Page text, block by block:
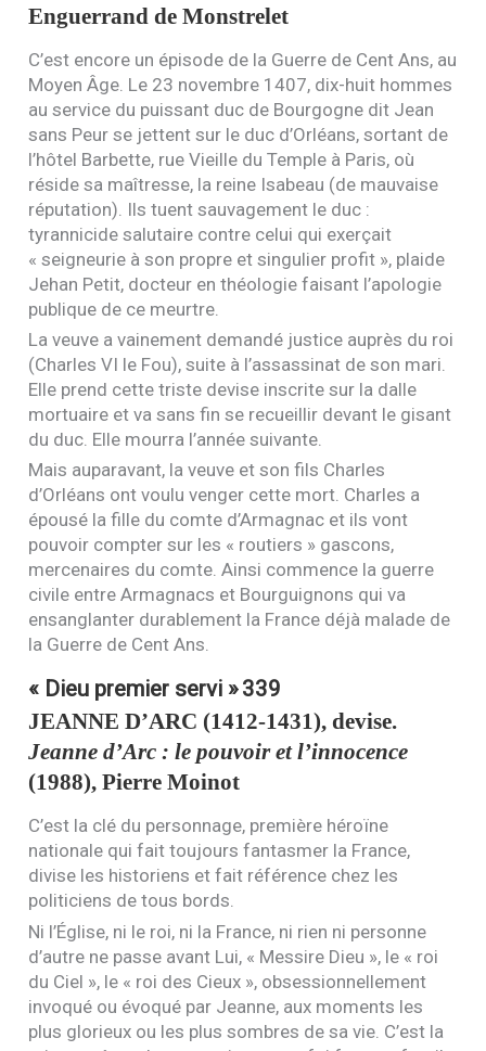
Enguerrand de Monstrelet
C’est encore un épisode de la Guerre de Cent Ans, au
Moyen Âge. Le 23 novembre 1407, dix-huit hommes
au service du puissant duc de Bourgogne dit Jean
sans Peur se jettent sur le duc d’Orléans, sortant de
l’hôtel Barbette, rue Vieille du Temple à Paris, où
réside sa maîtresse, la reine Isabeau (de mauvaise
réputation). Ils tuent sauvagement le duc :
tyrannicide salutaire contre celui qui exerçait
« seigneurie à son propre et singulier profit », plaide
Jehan Petit, docteur en théologie faisant l’apologie
publique de ce meurtre.
La veuve a vainement demandé justice auprès du roi
(CharlesVI le Fou), suite à l’assassinat de son mari.
Elle prend cette triste devise inscrite sur la dalle
mortuaire et va sans fin se recueillir devant le gisant
du duc. Elle mourra l’année suivante.
Mais auparavant, la veuve et son fils Charles
d’Orléans ont voulu venger cette mort. Charles a
épousé la fille du comte d’Armagnac et ils vont
pouvoir compter sur les « routiers » gascons,
mercenaires du comte. Ainsi commence la guerre
civile entre Armagnacs et Bourguignons qui va
ensanglanter durablement la France déjà malade de
la Guerre de Cent Ans.
« Dieu premier servi »339
JEANNE D’ARC (1412-1431), devise.
Jeanne d’Arc : le pouvoir et l’innocence
(1988), Pierre Moinot
C’est la clé du personnage, première héroïne
nationale qui fait toujours fantasmer la France,
divise les historiens et fait référence chez les
politiciens de tous bords.
Ni l’Église, ni le roi, ni la France, ni rien ni personne
d’autre ne passe avant Lui, « Messire Dieu », le « roi
du Ciel », le « roi des Cieux », obsessionnellement
invoqué ou évoqué par Jeanne, aux moments les
plus glorieux ou les plus sombres de sa vie. C’est la